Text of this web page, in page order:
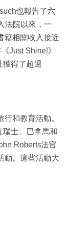
也報告了六
法院以來，一
籍相關收入接近
Just Shine!》
獲得了超過
和教育活動。
瑞士、巴拿馬和
Roberts法官
動。這些活動大